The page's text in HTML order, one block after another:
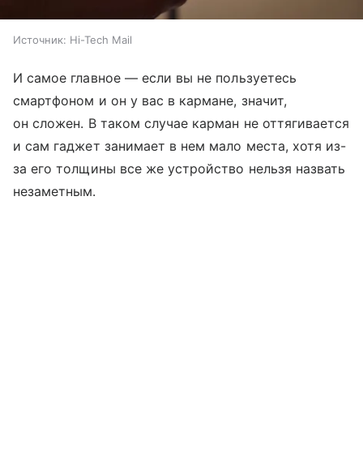
Источник: Hi-Tech Mail
И самое главное — если вы не пользуетесь
смартфоном и он у вас в кармане, значит,
он сложен. В таком случае карман не оттягивается
и сам гаджет занимает в нем мало места, хотя из-
за его толщины все же устройство нельзя назвать
незаметным.